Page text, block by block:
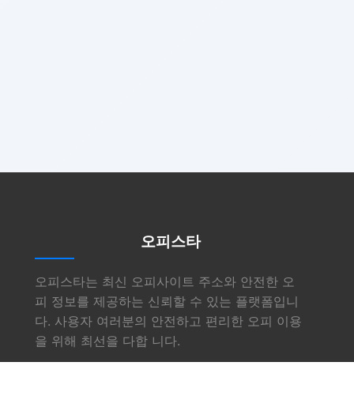
오피스타
오피스타는 최신 오피사이트 주소와 안전한 오
피 정보를 제공하는 신뢰할 수 있는 플랫폼입니
다. 사용자 여러분의 안전하고 편리한 오피 이용
을 위해 최선을 다합 니다.